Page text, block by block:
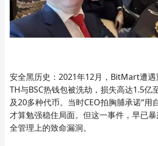
安全黑历史：2021年12月，BitMart遭遇
TH与BSC热钱包被洗劫，损失高达1.5亿
及20多种代币。当时CEO拍胸脯承诺“用
才算勉强稳住局面。但这一事件，早已
全管理上的致命漏洞。